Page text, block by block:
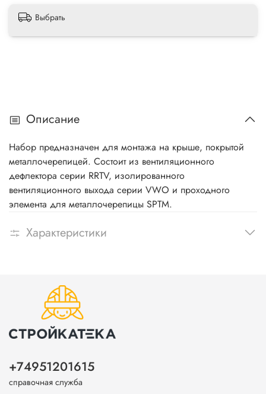
Выбрать
Описание
Набор предназначен для монтажа на крыше, покрытой
металлочерепицей. Состоит из вентиляционного
дефлектора серии RRTV, изолированного
вентиляционного выхода серии VWO и проходного
элемента для металлочерепицы SPTM.
Характеристики
+74951201615
справочная служба